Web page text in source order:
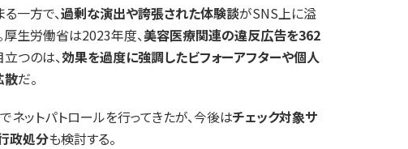
一方で、過剰な演出や誇張された体験談がSNS上に溢
厚生労働省は2023年度、美容医療関連の違反広告を362
つのは、効果を過度に強調したビフォーアフターや個人
散だ。
ットパトロールを行ってきたが、今後はチェック対象サ
政処分も検討する。